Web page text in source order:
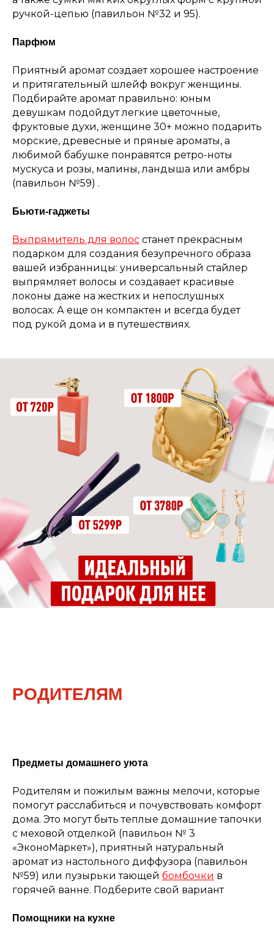
ручкой-цепью (павильон №32 и 95).
Парфюм
Приятный аромат создает хорошее настроение
и притягательный шлейф вокруг женщины.
Подбирайте аромат правильно: юным
девушкам подойдут легкие цветочные,
фруктовые духи, женщине 30+ можно подарить
морские, древесные и пряные ароматы, а
любимой бабушке понравятся ретро-ноты
мускуса и розы, малины, ландыша или амбры
(павильон №59) .
Бьюти-гаджеты
Выпрямитель для волос станет прекрасным
подарком для создания безупречного образа
вашей избранницы: универсальный стайлер
выпрямляет волосы и создавает красивые
локоны даже на жестких и непослушных
волосах. А еще он компактен и всегда будет
под рукой дома и в путешествиях.
РОДИТЕЛЯМ
Предметы домашнего уюта
Родителям и пожилым важны мелочи, которые
помогут расслабиться и почувствовать комфорт
дома. Это могут быть теплые домашние тапочки
с меховой отделкой (павильон № 3
«ЭконоМаркет»), приятный натуральный
аромат из настольного диффузора (павильон
№59) или пузырьки тающей бомбочки в
горячей ванне. Подберите свой вариант
Помощники на кухне